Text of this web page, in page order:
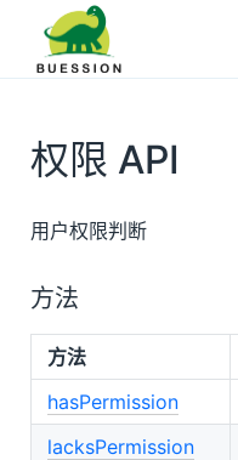
主页
文档
技术支持
Buession Framework
Buession Canal
Buession SpringBoot
Buession SpringCloud
权限 API
用户权限判断
方法
方法
hasPermission
lacksPermission